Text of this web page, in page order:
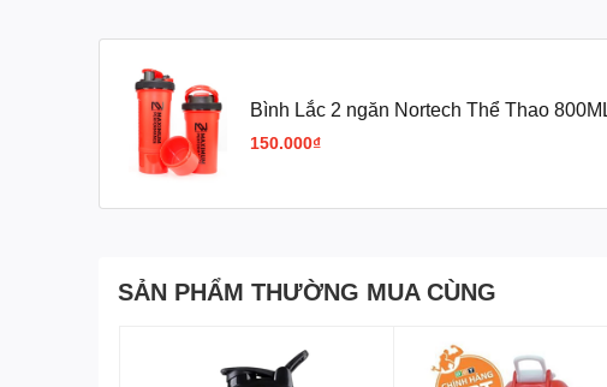
Bình Lắc 2 ngăn Nortech Thể Thao 800ML
150.000₫
SẢN PHẨM THƯỜNG MUA CÙNG